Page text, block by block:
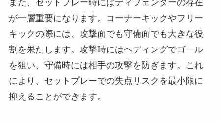
また、セットプレー時にはディフェンダーの存在
が一層重要になります。コーナーキックやフリー
キックの際には、攻撃面でも守備面でも大きな役
割を果たします。攻撃時にはヘディングでゴール
を狙い、守備時には相手の攻撃を防ぎます。これ
により、セットプレーでの失点リスクを最小限に
抑えることができます。